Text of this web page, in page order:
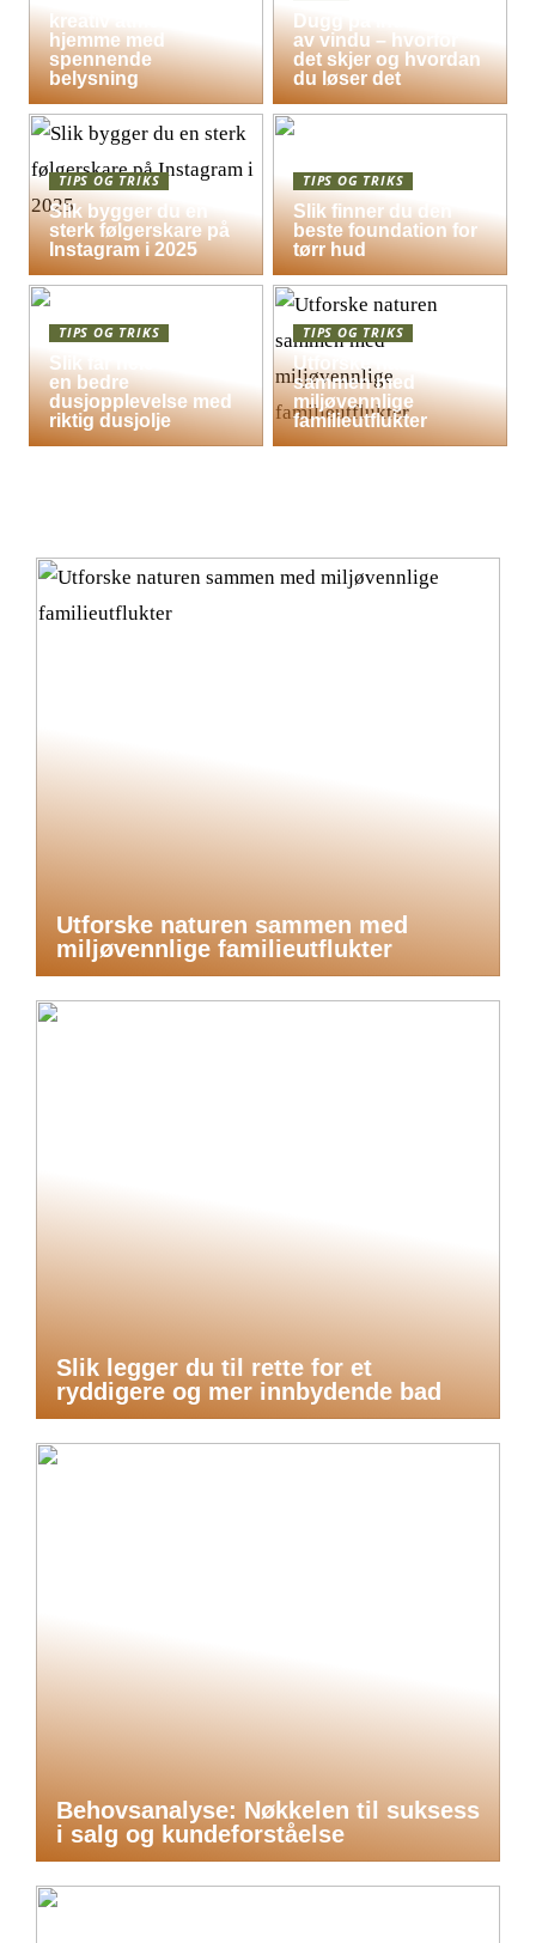
kreativ atmosfære
hjemme med
spennende
belysning
Dugg på indersiden
av vindu – hvorfor
det skjer og hvordan
du løser det
TIPS OG TRIKS
Slik bygger du en
sterk følgerskare på
Instagram i 2025
TIPS OG TRIKS
Slik finner du den
beste foundation for
tørr hud
TIPS OG TRIKS
Slik får hele familien
en bedre
dusjopplevelse med
riktig dusjolje
TIPS OG TRIKS
Utforske naturen
sammen med
miljøvennlige
familieutflukter
Utforske naturen sammen med
miljøvennlige familieutflukter
Slik legger du til rette for et
ryddigere og mer innbydende bad
Behovsanalyse: Nøkkelen til suksess
i salg og kundeforståelse